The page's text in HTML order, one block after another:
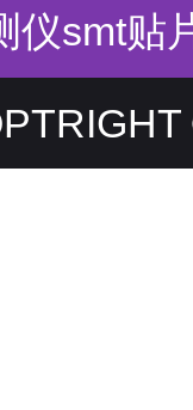
仪smt贴